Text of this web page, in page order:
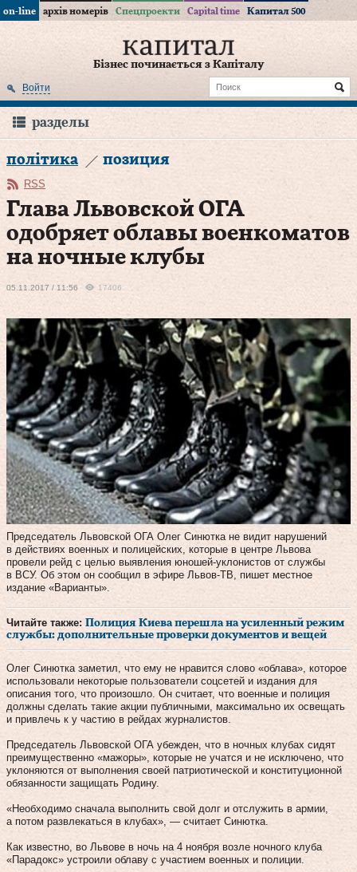
on-line архів номерів Спецпроекти Capital time Капитал 500
Бізнес починається з Капіталу
Войти
разделы
політика позиция
RSS
Глава Львовской ОГА
одобряет облавы военкоматов
на ночные клубы
05.11.2017 / 11:56 17406
Председатель Львовской ОГА Олег Синютка не видит нарушений
в действиях военных и полицейских, которые в центре Львова
провели рейд с целью выявления юношей-уклонистов от службы
в ВСУ. Об этом он сообщил в эфире Львов-ТВ, пишет местное
издание «Варианты».
Читайте также: Полиция Киева перешла на усиленный режим
службы: дополнительные проверки документов и вещей
Олег Синютка заметил, что ему не нравится слово «облава», которое
использовали некоторые пользователи соцсетей и издания для
описания того, что произошло. Он считает, что военные и полиция
должны сделать такие акции публичными, максимально их освещать
и привлечь к у частию в рейдах журналистов.
Председатель Львовской ОГА убежден, что в ночных клубах сидят
преимущественно «мажоры», которые не учатся и не исключено, что
уклоняются от выполнения своей патриотической и конституционной
обязанности защищать Родину.
«Необходимо сначала выполнить свой долг и отслужить в армии,
а потом развлекаться в клубах», — считает Синютка.
Как известно, во Львове в ночь на 4 ноября возле ночного клуба
«Парадокс» устроили облаву с участием военных и полиции.